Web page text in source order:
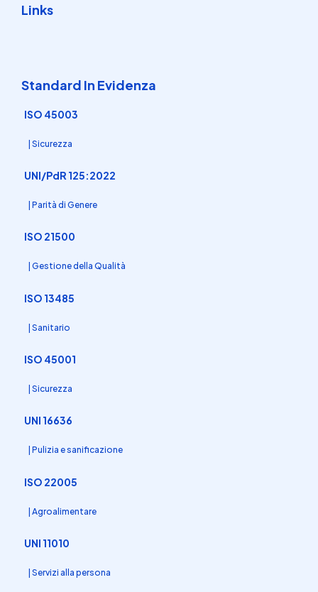
Links
Standard In Evidenza
ISO 45003
| Sicurezza
UNI/PdR 125:2022
| Parità di Genere
ISO 21500
| Gestione della Qualità
ISO 13485
| Sanitario
ISO 45001
| Sicurezza
UNI 16636
| Pulizia e sanificazione
ISO 22005
| Agroalimentare
UNI 11010
| Servizi alla persona